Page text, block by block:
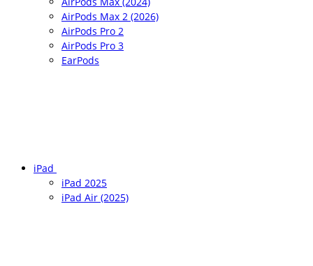
AirPods Max 2 (2026)
AirPods Pro 2
AirPods Pro 3
EarPods
iPad
iPad 2025
iPad Air (2025)